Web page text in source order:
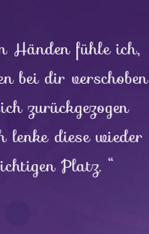
Händen fühle ich,
bei dir verschoben
zurückgezogen
lenke diese wieder
Platz. “